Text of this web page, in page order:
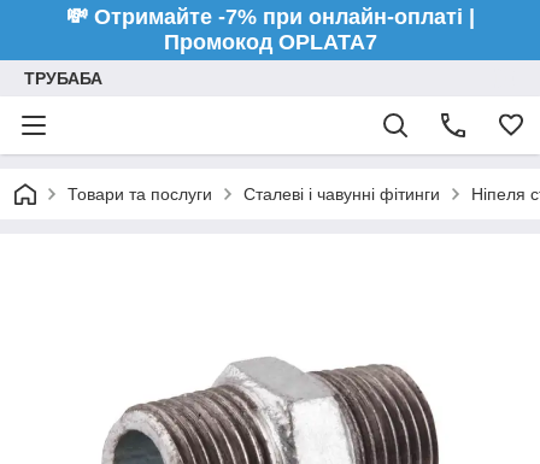
💸 Отримайте -7% при онлайн-оплаті |
Промокод OPLATA7
ТРУБАБА
Товари та послуги Сталеві і чавунні фітинги Ніпеля